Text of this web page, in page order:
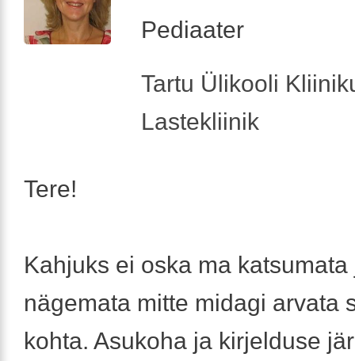
Pediaater
Tartu Ülikooli
Lastekliinik
Tere!
Kahjuks ei oska ma katsumata
nägemata mitte midagi arvata
kohta. Asukoha ja kirjelduse